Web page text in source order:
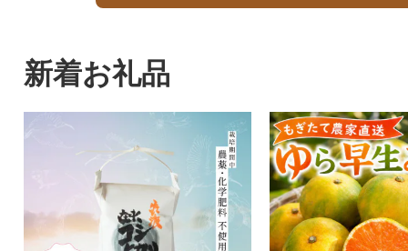
新着お礼品